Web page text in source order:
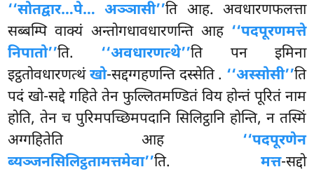
‘‘सोतद्वार…पे… अञ्ञासी’’ति आह. अवधारणफलत्ता
सब्बम्पि वाक्यं अन्तोगधावधारणन्ति आह ‘‘पदपूरणमत्ते
निपातो’’ति. ‘‘अवधारणत्थे’’ति पन इमिना
इट्ठतोवधारणत्थंखो-सद्दग्गहणन्ति दस्सेति. ‘‘अस्सोसी’’ति
पदं खो-सद्दे गहिते तेन फुल्लितमण्डितं विय होन्तं पूरितं नाम
होति, तेन च पुरिमपच्छिमपदानि सिलिट्ठानि होन्ति, न तस्मिं
अग्गहितेति आह ‘‘पदपूरणेन
ब्यञ्जनसिलिट्ठतामत्तमेवा’’ति. मत्त-सद्दो